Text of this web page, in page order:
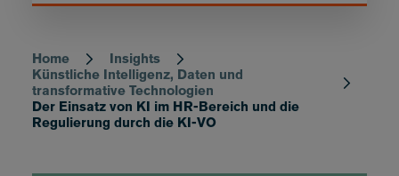
Breadcrumb
Home
Insights
Künstliche Intelligenz, Daten und
transformative Technologien
Der Einsatz von KI im HR-Bereich und die
Regulierung durch die KI-VO